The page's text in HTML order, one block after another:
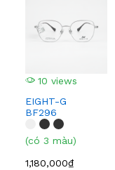
10 views
EIGHT-G
BF296
(có 3 màu)
1,180,000₫